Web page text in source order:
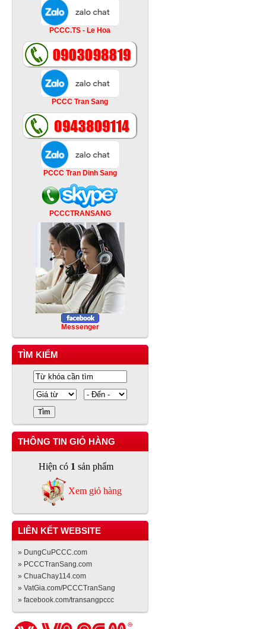
PCCC.TS - Le Hoa
PCCC Tran Sang
PCCC Tran Dinh Sang
PCCCTRANSANG
Messenger
TÌM KIẾM
THÔNG TIN GIỎ HÀNG
Hiện có 1 sản phẩm
Xem giỏ hàng
LIÊN KẾT WEBSITE
» DungCuPCCC.com
» PCCCTranSang.com
» ChuaChay114.com
» VatGia.com/PCCCTranSang
» facebook.com/transangpccc